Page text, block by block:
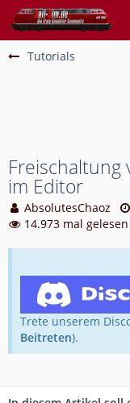
Tutorials
Freischaltung
im Editor
AbsolutesChaoz
14.973 mal gelesen
Trete unserem
Beitreten).